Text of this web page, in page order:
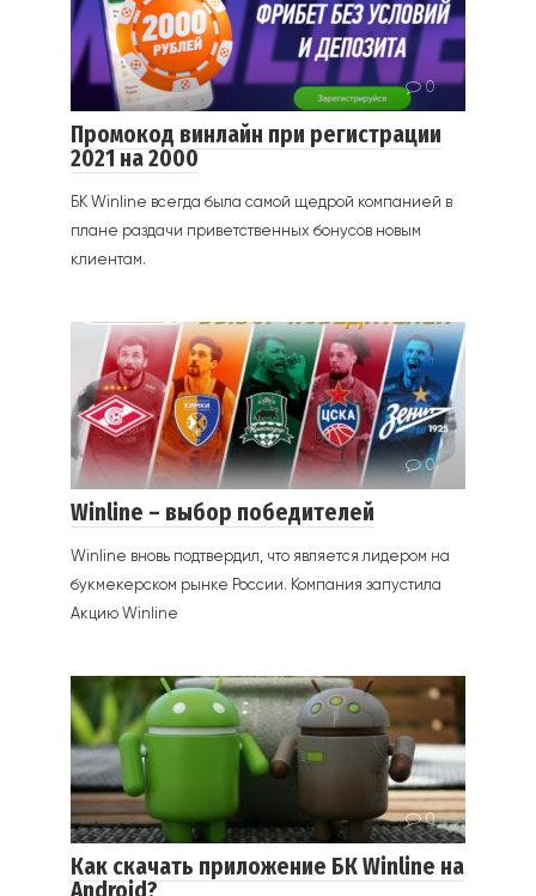
0
Промокод винлайн при регистрации
2021 на 2000
БК Winline всегда была самой щедрой компанией в
плане раздачи приветственных бонусов новым
клиентам.
0
Winline – выбор победителей
Winline вновь подтвердил, что является лидером на
букмекерском рынке России. Компания запустила
Акцию Winline
0
Как скачать приложение БК Winline на